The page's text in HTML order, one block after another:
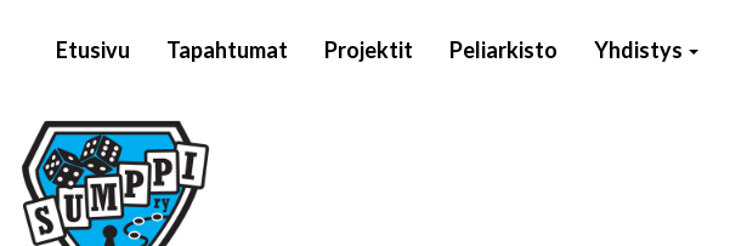
pääsisältöönPäävalikko
Etusivu Tapahtumat Projektit Peliarkisto Yhdistys